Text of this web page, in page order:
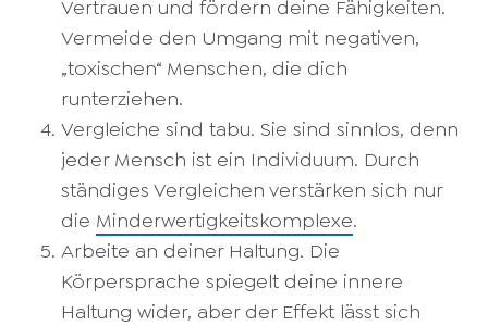
Vertrauen und fördern deine Fähigkeiten.
Vermeide den Umgang mit negativen,
„toxischen“ Menschen, die dich
runterziehen.
Vergleiche sind tabu. Sie sind sinnlos, denn
jeder Mensch ist ein Individuum. Durch
ständiges Vergleichen verstärken sich nur
die Minderwertigkeitskomplexe.
Arbeite an deiner Haltung. Die
Körpersprache spiegelt deine innere
Haltung wider, aber der Effekt lässt sich